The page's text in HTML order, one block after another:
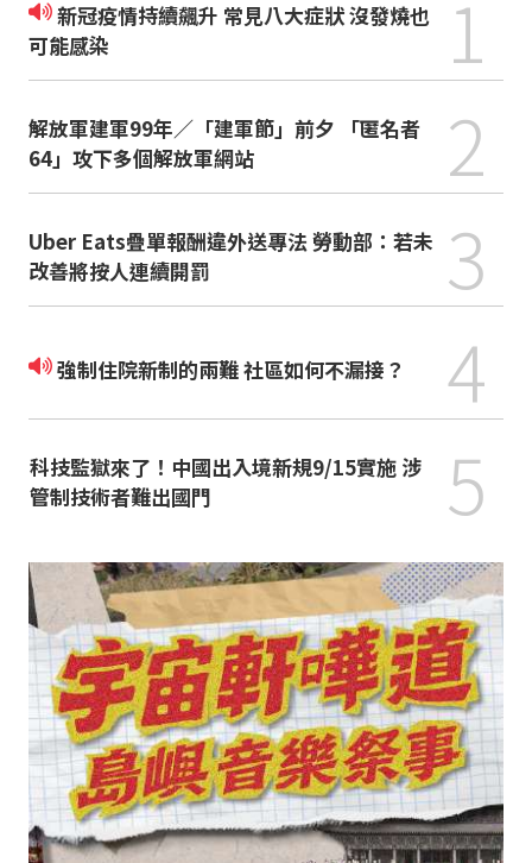
新冠疫情持續飆升 常見八大症狀 沒發燒也
可能感染
1
解放軍建軍99年／「建軍節」前夕 「匿名者
64」攻下多個解放軍網站
2
Uber Eats疊單報酬違外送專法 勞動部：若未
改善將按人連續開罰
3
強制住院新制的兩難 社區如何不漏接？ 4
科技監獄來了！中國出入境新規9/15實施 涉
管制技術者難出國門
5